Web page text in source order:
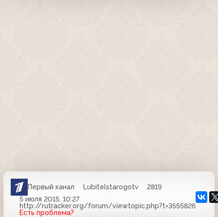
Первый канал Lubitelstarogotv
2819
5 июля 2015, 10:27
http://rutracker.org/forum/viewtopic.php?t=3555826
Есть проблема?